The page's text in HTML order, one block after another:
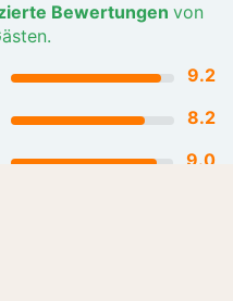
Bewertungen von
9.2
8.2
9.0